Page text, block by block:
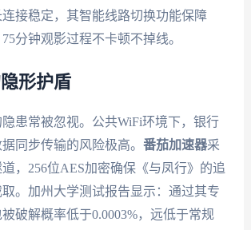
接稳定，其智能线路切换功能保障
分钟观影过程不卡顿不掉线。
形护盾
患常被忽视。公共WiFi环境下，银行
同步传输的风险极高。 番茄加速器采
，256位AES加密确保《与凤行》的追
。加州大学测试报告显示：通过其专
破解概率低于0.0003%，远低于常规